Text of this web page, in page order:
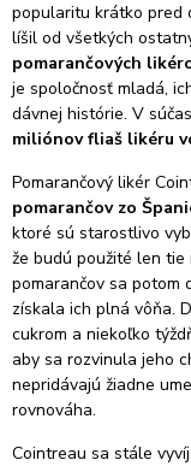
popularitu krátko pred
líšil od všetkých
pomarančových
je spoločnosť mladá,
dávnej histórie. V
miliónov fliaš likéru
Pomarančový likér
pomarančov zo
ktoré sú starostlivo
že budú použité len tie
pomarančov sa potom
získala ich plná vôňa.
cukrom a niekoľko
aby sa rozvinula jeho
nepridávajú žiadne
rovnováha.
Cointreau sa stále